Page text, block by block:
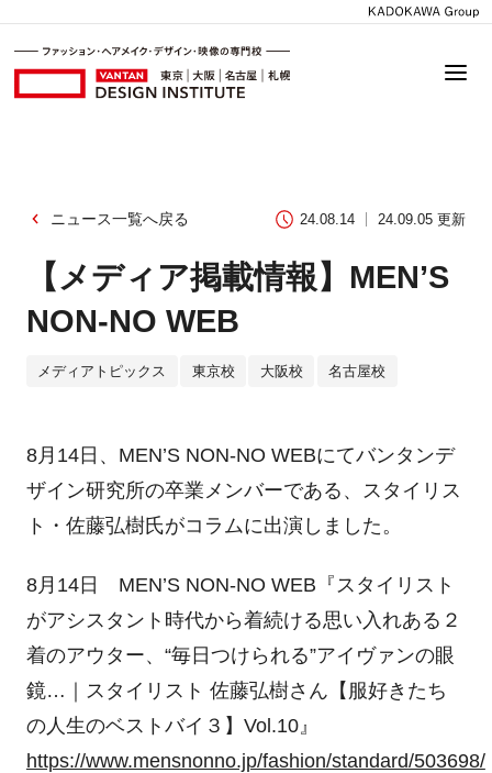
ニュース一覧へ戻る 24.08.14 24.09.05 更新
【メディア掲載情報】MEN’S
NON-NO WEB
メディアトピックス 東京校 大阪校 名古屋校
8月14日、MEN’S NON-NO WEBにてバンタンデ
ザイン研究所の卒業メンバーである、スタイリス
ト・佐藤弘樹氏がコラムに出演しました。
8月14日 MEN’S NON-NO WEB『スタイリスト
がアシスタント時代から着続ける思い入れある２
着のアウター、“毎日つけられる”アイヴァンの眼
鏡…｜スタイリスト 佐藤弘樹さん【服好きたち
の人生のベストバイ３】Vol.10』
https://www.mensnonno.jp/fashion/standard/503698/